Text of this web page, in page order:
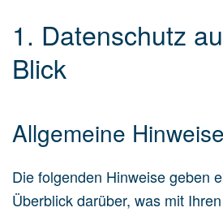
1. Datenschutz
Blick
Allgemeine Hinweise
Die folgenden Hinweise geben
Überblick darüber, was mit Ihren